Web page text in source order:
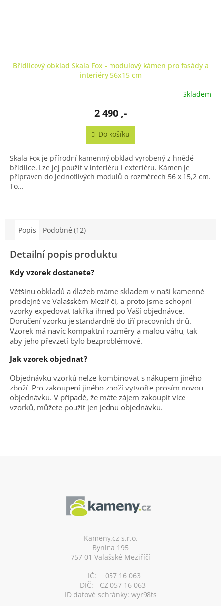
Břidlicový obklad Skala Fox - modulový kámen pro fasády a
interiéry 56x15 cm
hvězdiček.
Skladem
2 490 ,-
Do košíku
Skala Fox je přírodní kamenný obklad vyrobený z hnědé
břidlice. Lze jej použít v interiéru i exteriéru. Kámen je
připraven do jednotlivých modulů o rozměrech 56 x 15,2 cm.
To...
Popis Podobné (12)
Detailní popis produktu
Kdy vzorek dostanete?
Většinu obkladů a dlažeb máme skladem v naší kamenné
prodejně ve Valašském Meziříčí, a proto jsme schopni
vzorky expedovat takřka ihned po Vaší objednávce.
Doručení vzorku je standardně do tří pracovních dnů.
Vzorek má navíc kompaktní rozměry a malou váhu, tak
aby jeho převzetí bylo bezproblémové.
Jak vzorek objednat?
Objednávku vzorků nelze kombinovat s nákupem jiného
zboží. Pro zakoupení jiného zboží vytvořte prosím novou
objednávku. V případě, že máte zájem zakoupit více
vzorků, můžete použít jen jednu objednávku.
Kameny.cz s.r.o.
Bynina 195
757 01 Valašské Meziříčí
IČ:
057 16 063
DIČ:
CZ 057 16 063
ID datové schránky: wyr98ts